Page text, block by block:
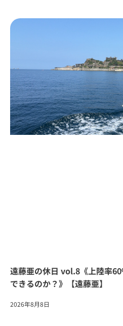
遠藤亜の休日 vol.8《上陸率
できるのか？》【遠藤亜】
2026年8月8日